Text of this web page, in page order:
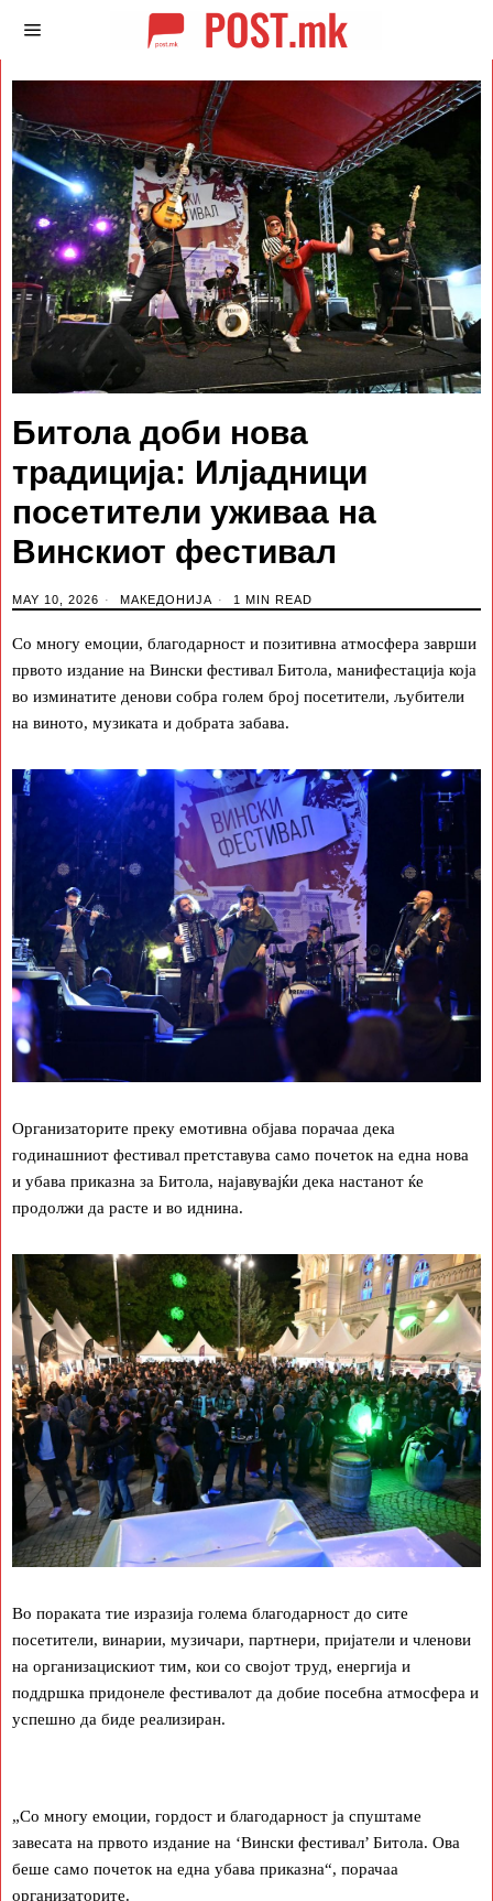
Битола доби нова
традиција: Илјадници
посетители уживаа на
Винскиот фестивал
MAY 10, 2026 МАКЕДОНИЈА 1 MIN READ
Со многу емоции, благодарност и позитивна атмосфера заврши
првото издание на Вински фестивал Битола, манифестација која
во изминатите денови собра голем број посетители, љубители
на виното, музиката и добрата забава.
Организаторите преку емотивна објава порачаа дека
годинашниот фестивал претставува само почеток на една нова
и убава приказна за Битола, најавувајќи дека настанот ќе
продолжи да расте и во иднина.
Во пораката тие изразија голема благодарност до сите
посетители, винарии, музичари, партнери, пријатели и членови
на организацискиот тим, кои со својот труд, енергија и
поддршка придонеле фестивалот да добие посебна атмосфера и
успешно да биде реализиран.
„Со многу емоции, гордост и благодарност ја спуштаме
завесата на првото издание на ‘Вински фестивал’ Битола. Ова
беше само почеток на една убава приказна“, порачаа
организаторите.